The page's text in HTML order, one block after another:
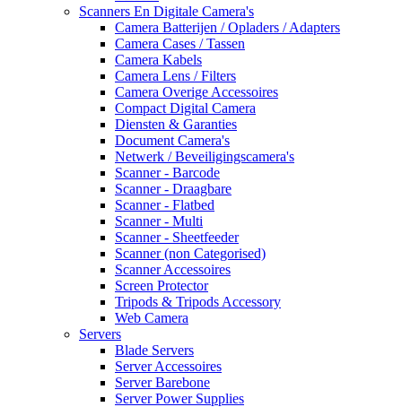
Scanners En Digitale Camera's
Camera Batterijen / Opladers / Adapters
Camera Cases / Tassen
Camera Kabels
Camera Lens / Filters
Camera Overige Accessoires
Compact Digital Camera
Diensten & Garanties
Document Camera's
Netwerk / Beveiligingscamera's
Scanner - Barcode
Scanner - Draagbare
Scanner - Flatbed
Scanner - Multi
Scanner - Sheetfeeder
Scanner (non Categorised)
Scanner Accessoires
Screen Protector
Tripods & Tripods Accessory
Web Camera
Servers
Blade Servers
Server Accessoires
Server Barebone
Server Power Supplies